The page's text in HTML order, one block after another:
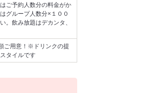
ご予約人数分の料金がか
グループ人数分×１００
。飲み放題はデカンタ、
ご用意！※ドリンクの提
タイルです